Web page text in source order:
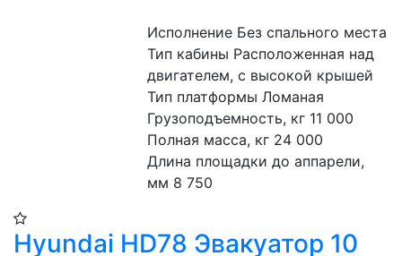
Исполнение Без спального места
Тип кабины Расположенная над
двигателем, с высокой крышей
Тип платформы Ломаная
Грузоподъемность, кг 11 000
Полная масса, кг 24 000
Длина площадки до аппарели,
мм 8 750
Hyundai HD78 Эвакуатор 10